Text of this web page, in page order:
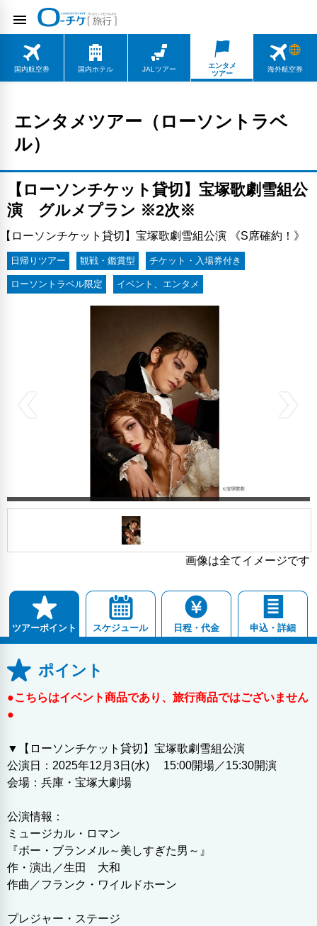
国内航空券 国内ホテル JALツアー
エンタメ
ツアー
海外航空券
エンタメツアー（ローソントラベ
ル）
【ローソンチケット貸切】宝塚歌劇雪組公
演 グルメプラン ※2次※
【ローソンチケット貸切】宝塚歌劇雪組公演 《S席確約！》
日帰りツアー 観戦・鑑賞型 チケット・入場券付き
ローソントラベル限定 イベント、エンタメ
画像は全てイメージです
ツアーポイント スケジュール 日程・代金 申込・詳細
ポイント
●こちらはイベント商品であり、旅行商品ではございません
●
▼【ローソンチケット貸切】宝塚歌劇雪組公演
公演日：2025年12月3日(水) 15:00開場／15:30開演
会場：兵庫・宝塚大劇場
公演情報：
ミュージカル・ロマン
『ボー・ブランメル～美しすぎた男～』
作・演出／生田 大和
作曲／フランク・ワイルドホーン
プレジャー・ステージ